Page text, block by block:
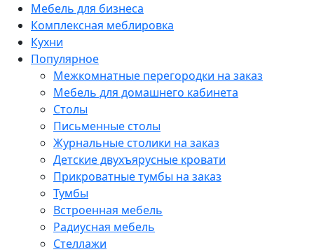
Мебель для бизнеса
Комплексная меблировка
Кухни
Популярное
Межкомнатные перегородки на заказ
Мебель для домашнего кабинета
Столы
Письменные столы
Журнальные столики на заказ
Детские двухъярусные кровати
Прикроватные тумбы на заказ
Тумбы
Встроенная мебель
Радиусная мебель
Стеллажи